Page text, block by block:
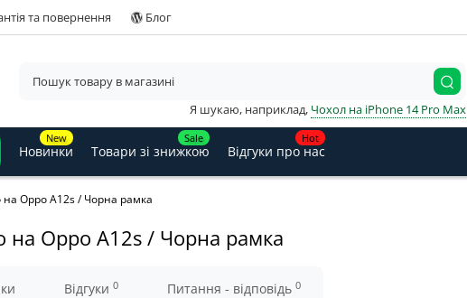
та повернення Блог
Я шукаю, наприклад, Чохол на iPhone 14 Pro Max
New
Новинки
Sale
Товари зі знижкою
Hot
Відгуки про нас
на Oppo A12s / Чорна рамка
на Oppo A12s / Чорна рамка
Відгуки 0 Питання - відповідь 0